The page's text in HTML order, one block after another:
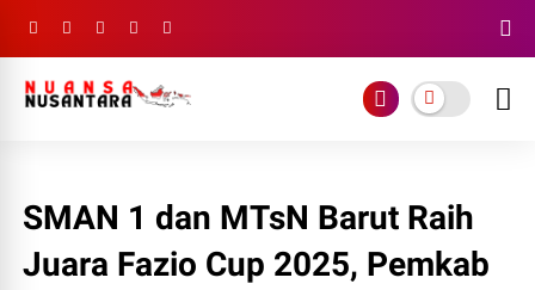
SMAN 1 dan MTsN Barut Raih
Juara Fazio Cup 2025, Pemkab